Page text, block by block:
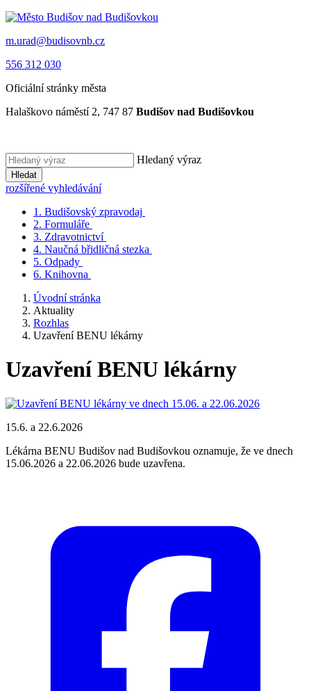
m.urad@budisovnb.cz
556 312 030
Oficiální stránky města
Halaškovo náměstí 2, 747 87 Budišov nad Budišovkou
Hledaný výraz
Hledat
rozšířené vyhledávání
1. Budišovský zpravodaj
2. Formuláře
3. Zdravotnictví
4. Naučná břidličná stezka
5. Odpady
6. Knihovna
Úvodní stránka
Aktuality
Rozhlas
Uzavření BENU lékárny
Uzavření BENU lékárny
15.6. a 22.6.2026
Lékárna BENU Budišov nad Budišovkou oznamuje, že ve dnech
15.06.2026 a 22.06.2026 bude uzavřena.